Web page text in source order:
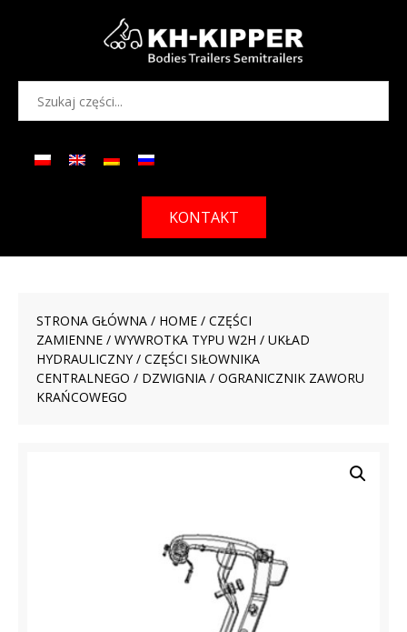
KONTAKT
STRONA GŁÓWNA / HOME / CZĘŚCI
ZAMIENNE / WYWROTKA TYPU W2H / UKŁAD
HYDRAULICZNY/ CZĘŚCI SIŁOWNIKA
CENTRALNEGO / DZWIGNIA / OGRANICZNIK ZAWORU
KRAŃCOWEGO